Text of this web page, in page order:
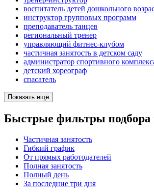
воспитатель детей дошкольного
инструктор групповых программ
преподаватель танцев
региональный тренер
управляющий фитнес-клубом
частичная занятость в детском саду
администратор спортивного
детский хореограф
спасатель
Показать ещё
Быстрые фильтры подбора
Частичная занятость
Гибкий график
От прямых работодателей
Полная занятость
Полный день
За последние три дня